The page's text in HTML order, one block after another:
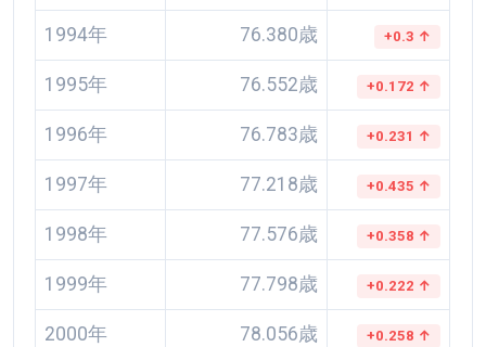
1994年 76.380歳 +0.3 ↑
1995年 76.552歳 +0.172 ↑
1996年 76.783歳 +0.231 ↑
1997年 77.218歳 +0.435 ↑
1998年 77.576歳 +0.358 ↑
1999年 77.798歳 +0.222 ↑
2000年 78.056歳 +0.258 ↑